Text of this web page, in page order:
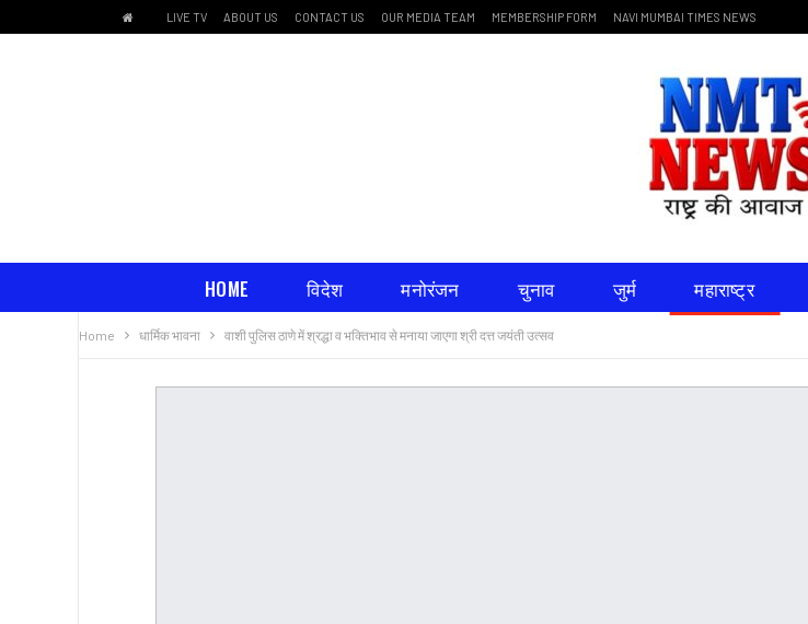
LIVE TV ABOUT US CONTACT US OUR MEDIA TEAM MEMBERSHIP FORM NAVI MUMBAI TIMES NEWS
HOME विदेश मनोरंजन चुनाव जुर्म महाराष्ट्र
Home धार्मिक भावना वाशी पुलिस ठाणे में श्रद्धा व भक्तिभाव से मनाया जाएगा श्री दत्त जयंती उत्सव